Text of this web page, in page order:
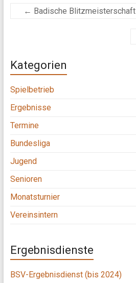
← Badische Blitzmeisterschaft
Kategorien
Spielbetrieb
Ergebnisse
Termine
Bundesliga
Jugend
Senioren
Monatsturnier
Vereinsintern
Ergebnisdienste
BSV-Ergebnisdienst (bis 2024)